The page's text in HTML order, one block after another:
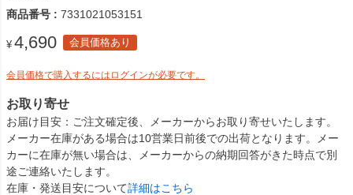
商品番号 7331021053151
¥ 4,690 会員価格あり
会員価格で購入するにはログインが必要です。
お取り寄せ
お届け目安
ご注文確定後、メーカーからお取り寄せいたします。
メーカー在庫がある場合は10営業日前後での出荷となります。メー
カーに在庫が無い場合は、メーカーからの納期回答がきた時点で別
途ご連絡いたします。
在庫・発送目安について詳細はこちら